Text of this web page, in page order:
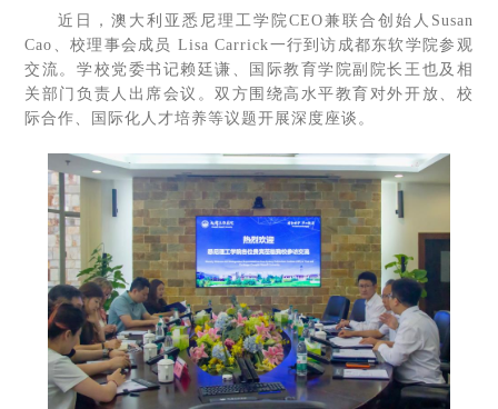
近日，澳大利亚悉尼理工学院CEO兼联合创始人Susan
Cao、校理事会成员 Lisa Carrick一行到访成都东软学院参观
交流。学校党委书记赖廷谦、国际教育学院副院长王也及相
关部门负责人出席会议。双方围绕高水平教育对外开放、校
际合作、国际化人才培养等议题开展深度座谈。